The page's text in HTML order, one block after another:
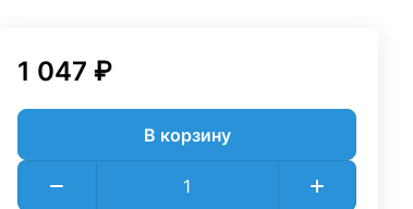
1 047 ₽
В корзину